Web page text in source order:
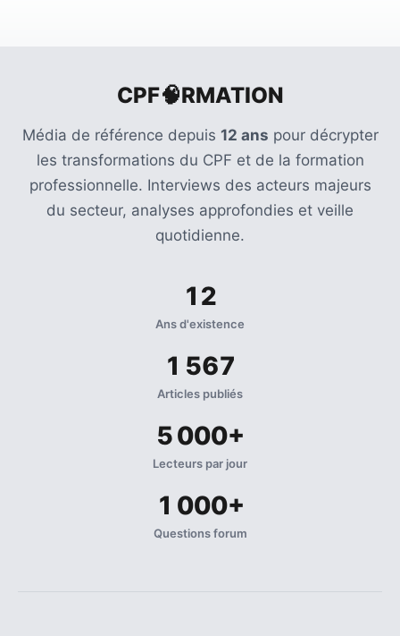
CPF🧠RMATION
Média de référence depuis 12 ans pour décrypter
les transformations du CPF et de la formation
professionnelle. Interviews des acteurs majeurs
du secteur, analyses approfondies et veille
quotidienne.
12
Ans d'existence
1 567
Articles publiés
5 000+
Lecteurs par jour
1 000+
Questions forum